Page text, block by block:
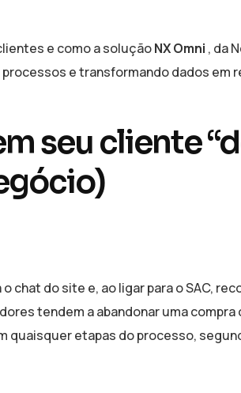
e como a soluçãoNX Omni , da
e transformando dados em
seu cliente
chat do site e, ao ligar para o SAC,
tendem a abandonar uma
quaisquer etapas do processo,